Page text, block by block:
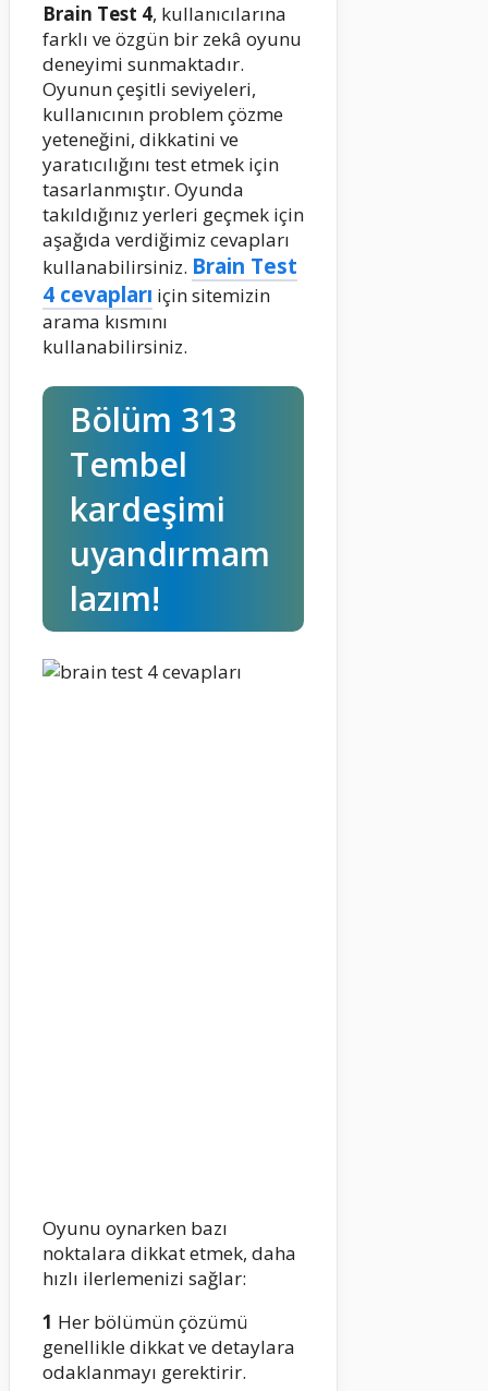
Brain Test 4, kullanıcılarına
farklı ve özgün bir zekâ oyunu
deneyimi sunmaktadır.
Oyunun çeşitli seviyeleri,
kullanıcının problem çözme
yeteneğini, dikkatini ve
yaratıcılığını test etmek için
tasarlanmıştır. Oyunda
takıldığınız yerleri geçmek için
aşağıda verdiğimiz cevapları
kullanabilirsiniz. Brain Test
4 cevapları için sitemizin
arama kısmını
kullanabilirsiniz.
Bölüm 313
Tembel
kardeşimi
uyandırmam
lazım!
Oyunu oynarken bazı
noktalara dikkat etmek, daha
hızlı ilerlemenizi sağlar:
1 Her bölümün çözümü
genellikle dikkat ve detaylara
odaklanmayı gerektirir.